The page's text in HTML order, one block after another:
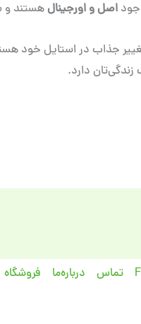
اصل و اورجینال هستند و
جذاب در استایل خود
دارد.
تماس درباره‌ما فروشگاه